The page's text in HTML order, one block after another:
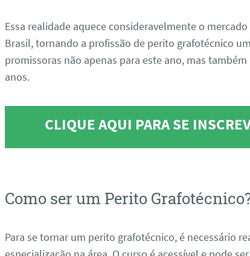
Essa realidade aquece consideravelmente o
Brasil, tornando a profissão de perito grafotécnico
promissoras não apenas para este ano, mas
anos.
CLIQUE AQUI PARA SE
Como ser um Perito
Para se tornar um perito grafotécnico, é necessário